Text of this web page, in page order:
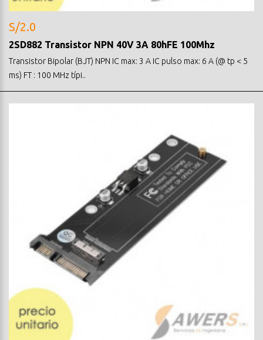
S/2.0
2SD882 Transistor NPN 40V 3A 80hFE 100Mhz
Transistor Bipolar (BJT) NPN IC max: 3 A IC pulso max: 6 A (@ tp < 5
ms) FT : 100 MHz típi..